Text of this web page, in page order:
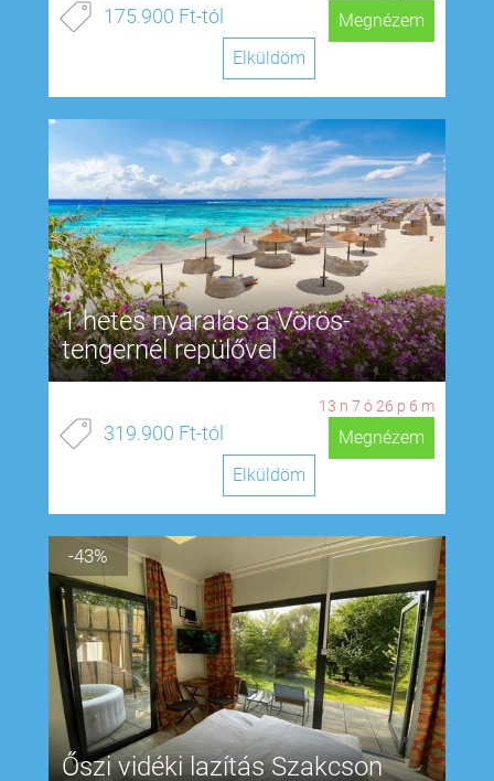
175.900 Ft-tól
Megnézem
Elküldöm
1 hetes nyaralás a Vörös-
tengernél repülővel
13 n 7 ó 26 p 5 m
319.900 Ft-tól
Megnézem
Elküldöm
-43%
Őszi vidéki lazítás Szakcson